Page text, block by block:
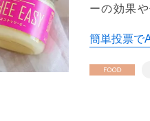
ーの効果
簡単投票で